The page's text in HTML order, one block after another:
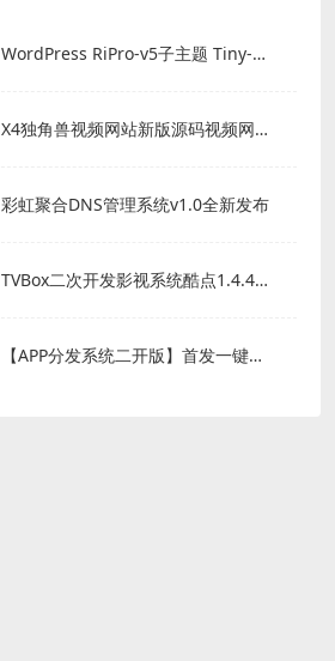
WordPress RiPro-v5子主题 Tiny-RiPro 免费下载｜高转化资源站必备
X4独角兽视频网站新版源码视频网站系统源码
彩虹聚合DNS管理系统v1.0全新发布
TVBox二次开发影视系统酷点1.4.4反编译版本
【APP分发系统二开版】首发一键免IOS免签封包分发平台源码 带绿标